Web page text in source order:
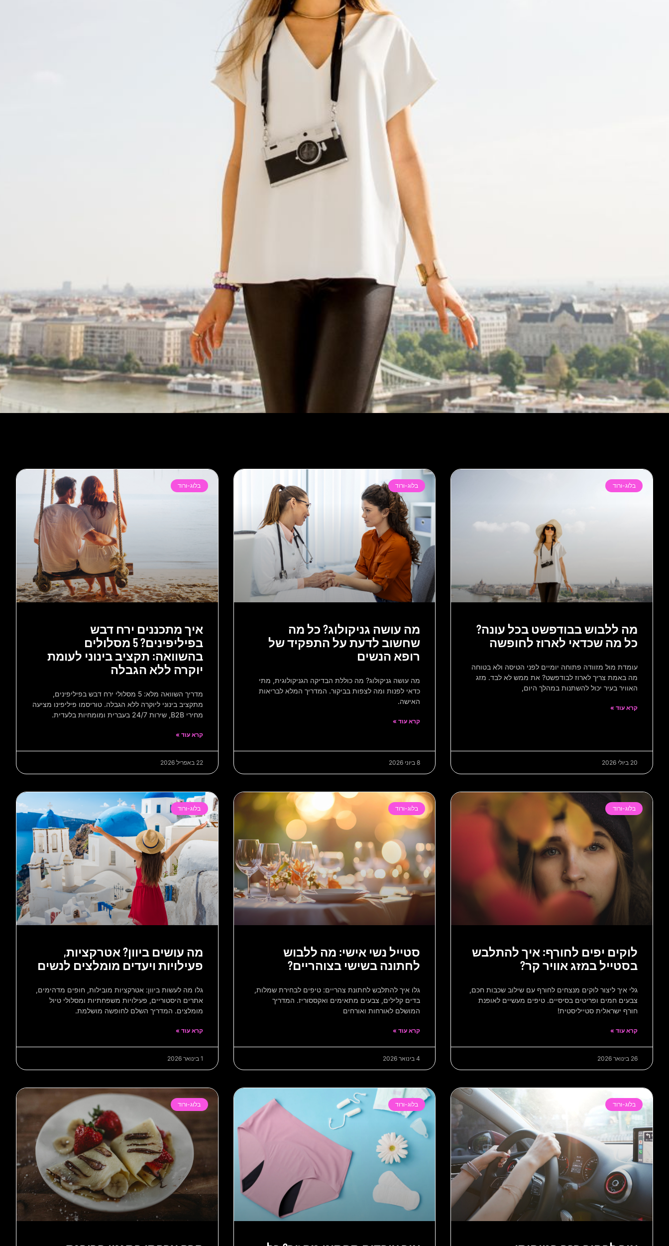
בלוג-ורוד
מה ללבוש בבודפשט בכל עונה?
כל מה שכדאי לארוז לחופשה
עומדת מול מזוודה פתוחה יומיים לפני הטיסה ולא בטוחה
מה באמת צריך לארוז לבודפשט? את ממש לא לבד. מזג
האוויר בעיר יכול להשתנות במהלך היום,
קרא עוד »
20 ביולי 2026
בלוג-ורוד
מה עושה גניקולוג? כל מה
שחשוב לדעת על התפקיד של
רופא הנשים
מה עושה גניקולוג? מה כוללת הבדיקה הגניקולוגית, מתי
כדאי לפנות ומה לצפות בביקור. המדריך המלא לבריאות
האישה.
קרא עוד »
8 ביוני 2026
בלוג-ורוד
איך מתכננים ירח דבש
בפיליפינים? 5 מסלולים
בהשוואה: תקציב בינוני לעומת
יוקרה ללא הגבלה
מדריך השוואה מלא: 5 מסלולי ירח דבש בפיליפינים,
מתקציב בינוני ליוקרה ללא הגבלה. טוריסמו פיליפינו מציעה
מחירי B2B, שירות 24/7 בעברית ומומחיות בלעדית.
קרא עוד »
22 באפריל 2026
בלוג-ורוד
לוקים יפים לחורף: איך להתלבש
בסטייל במזג אוויר קר?
גלי איך ליצור לוקים מנצחים לחורף עם שילוב שכבות חכם,
צבעים חמים ופריטים בסיסיים. טיפים מעשיים לאופנת
חורף ישראלית סטייליסטית!
קרא עוד »
26 בינואר 2026
בלוג-ורוד
סטייל נשי אישי: מה ללבוש
לחתונה בשישי בצוהריים?
גלו איך להתלבש לחתונת צהריים: טיפים לבחירת שמלות,
בדים קלילים, צבעים מתאימים ואקססוריז. המדריך
המושלם לאורחות ואורחים
קרא עוד »
4 בינואר 2026
בלוג-ורוד
מה עושים ביוון? אטרקציות,
פעילויות ויעדים מומלצים לנשים
גלו מה לעשות ביוון: אטרקציות מובילות, חופים מדהימים,
אתרים היסטוריים, פעילויות משפחתיות ומסלולי טיול
מומלצים. המדריך השלם לחופשה מושלמת.
קרא עוד »
1 בינואר 2026
בלוג-ורוד בלוג-ורוד בלוג-ורוד